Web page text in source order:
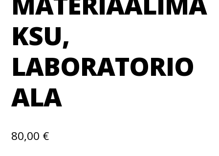
KSU,
LABORATORIO
ALA
80,00 €